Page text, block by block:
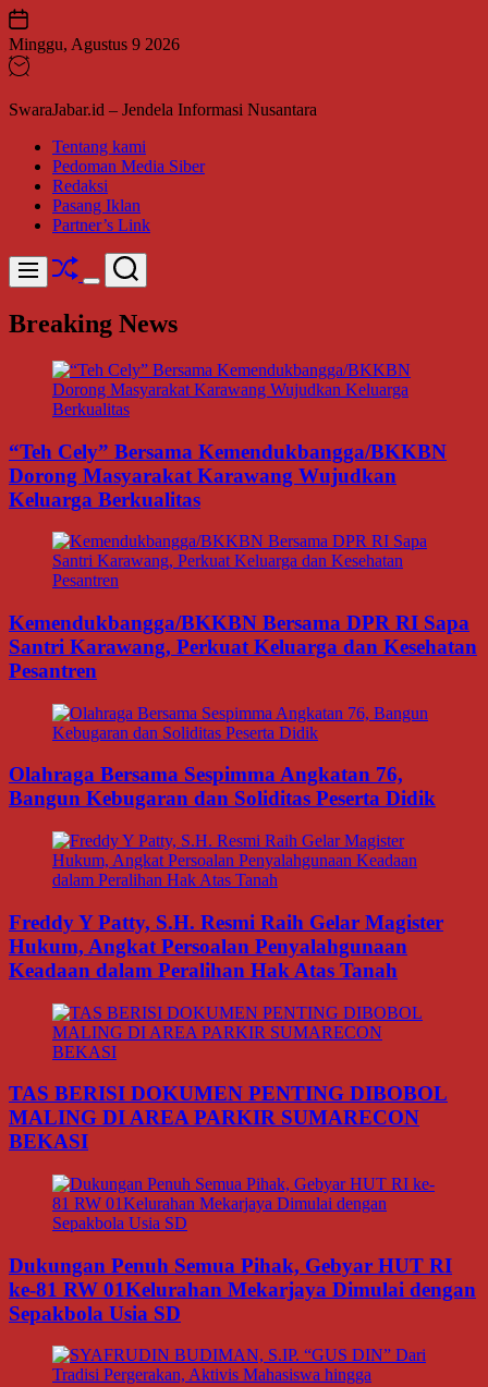
Skip
to
content
Minggu, Agustus 9 2026
SwaraJabar.id – Jendela Informasi Nusantara
Tentang kami
Pedoman Media Siber
Redaksi
Pasang Iklan
Partner’s Link
Menu Shuffle
Switch
mode
Search
Breaking News
“Teh Cely” Bersama Kemendukbangga/BKKBN
Dorong Masyarakat Karawang Wujudkan
Keluarga Berkualitas
Kemendukbangga/BKKBN Bersama DPR RI Sapa
Santri Karawang, Perkuat Keluarga dan Kesehatan
Pesantren
Olahraga Bersama Sespimma Angkatan 76,
Bangun Kebugaran dan Soliditas Peserta Didik
Freddy Y Patty, S.H. Resmi Raih Gelar Magister
Hukum, Angkat Persoalan Penyalahgunaan
Keadaan dalam Peralihan Hak Atas Tanah
TAS BERISI DOKUMEN PENTING DIBOBOL
MALING DI AREA PARKIR SUMARECON
BEKASI
Dukungan Penuh Semua Pihak, Gebyar HUT RI
ke-81 RW 01Kelurahan Mekarjaya Dimulai dengan
Sepakbola Usia SD